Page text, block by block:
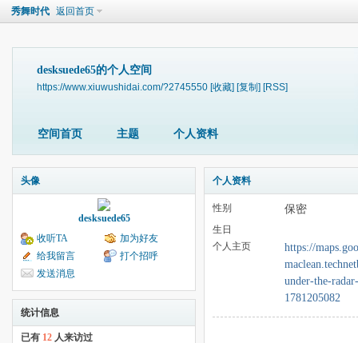
秀舞时代 返回首页
desksuede65的个人空间
https://www.xiuwushidai.com/?2745550 [收藏] [复制] [RSS]
空间首页 主题 个人资料
头像
desksuede65
收听TA
加为好友
给我留言
打个招呼
发送消息
统计信息
已有 12 人来访过
个人资料
性别 保密
生日
个人主页
https://
under-the-
1781205082